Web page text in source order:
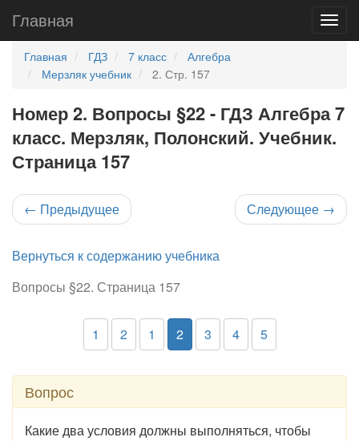
Главная
Главная ГДЗ 7 класс
Алгебра
Мерзляк учебник
2. Стр. 157
Номер 2. Вопросы §22 - ГДЗ Алгебра 7
класс. Мерзляк, Полонский. Учебник.
Страница 157
← Предыдущее Следующее →
Вернуться к содержанию учебника
Вопросы §22. Страница 157
1 2 1 2 3 4 5
Вопрос
Какие два условия должны выполняться, чтобы